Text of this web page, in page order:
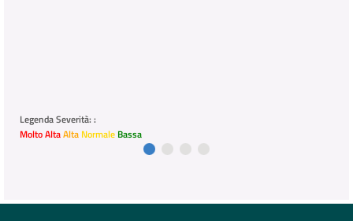
Legenda Severità: :
Molto AltaAlta Normale Bassa